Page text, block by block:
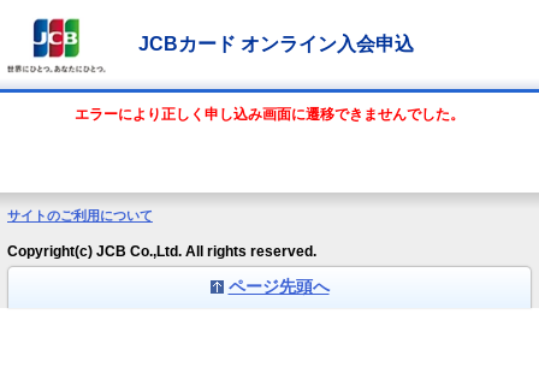
JCBカード オンライン入会申込
エラーにより正しく申し込み画面に遷移できませんでした。
サイトのご利用について
Copyright(c) JCB Co.,Ltd. All rights reserved.
ページ先頭へ